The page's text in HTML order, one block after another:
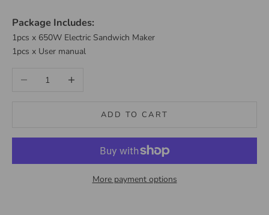
Package Includes:
1pcs x 650W Electric Sandwich Maker
1pcs x User manual
Decrease quantityIncrease quantity
ADD TO CART
More payment options